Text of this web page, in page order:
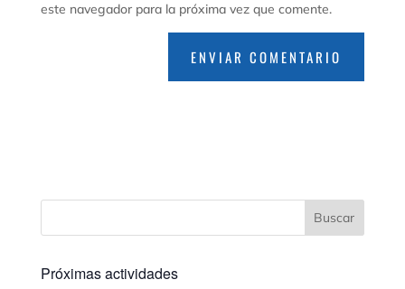
este navegador para la próxima vez que comente.
Próximas actividades